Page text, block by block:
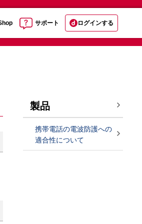
サポート ログインする
製品
携帯電話の電波防護への
適合性について